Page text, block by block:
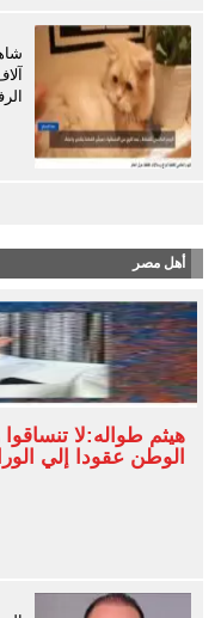
أهل مصر
هيثم طواله:لا
الوطن عقودا إلي